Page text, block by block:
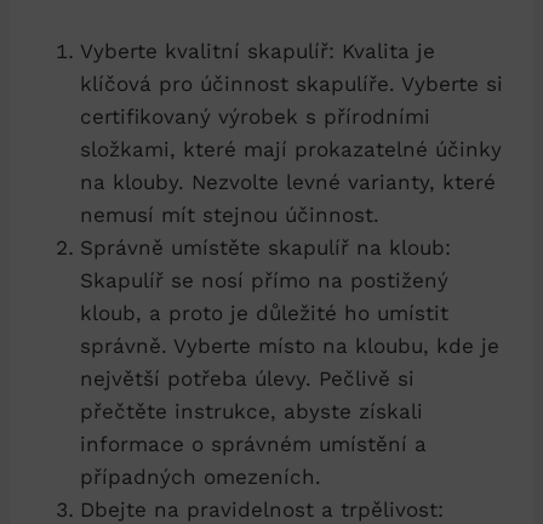
Vyberte kvalitní skapulíř: Kvalita je
klíčová pro účinnost skapulíře. Vyberte si
certifikovaný výrobek s přírodními
složkami, které mají prokazatelné účinky
na klouby. Nezvolte levné varianty, které
nemusí mít stejnou účinnost.
Správně umístěte skapulíř na kloub:
Skapulíř se nosí přímo na postižený
kloub, a proto je důležité ho umístit
správně. Vyberte místo na kloubu, kde je
největší potřeba úlevy. Pečlivě si
přečtěte instrukce, abyste získali
informace o správném umístění a
případných omezeních.
Dbejte na pravidelnost a trpělivost: